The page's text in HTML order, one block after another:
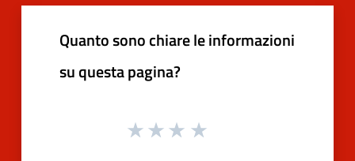
Quanto sono chiare le informazioni
su questa pagina?